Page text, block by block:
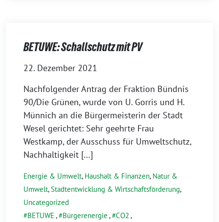
BETUWE: Schallschutz mit PV
22. Dezember 2021
Nachfolgender Antrag der Fraktion Bündnis
90/Die Grünen, wurde von U. Gorris und H.
Münnich an die Bürgermeisterin der Stadt
Wesel gerichtet: Sehr geehrte Frau
Westkamp, der Ausschuss für Umweltschutz,
Nachhaltigkeit […]
Energie & Umwelt, Haushalt & Finanzen, Natur &
Umwelt,Stadtentwicklung & Wirtschaftsförderung,
Uncategorized
BETUWE , Bürgerenergie , CO2 ,